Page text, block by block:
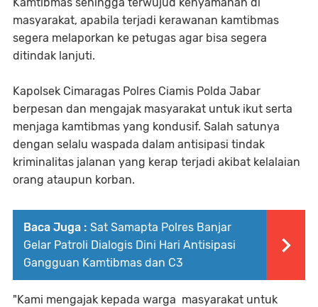
masyarakat, apabila terjadi kerawanan kamtibmas
segera melaporkan ke petugas agar bisa segera
ditindak lanjuti.
Kapolsek Cimaragas Polres Ciamis Polda Jabar
berpesan dan mengajak masyarakat untuk ikut serta
menjaga kamtibmas yang kondusif. Salah satunya
dengan selalu waspada dalam antisipasi tindak
kriminalitas jalanan yang kerap terjadi akibat kelalaian
orang ataupun korban.
Baca Juga : Sat Samapta Polres Banjar
Gelar Patroli Dialogis Dini Hari Antisipasi
Gangguan Kamtibmas dan C3
"Kami mengajak kepada warga masyarakat untuk